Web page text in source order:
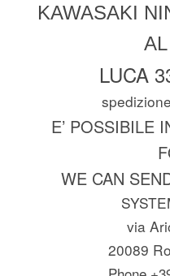
KAWASAKI
LUCA
E’ POSSIBILE
WE CAN
via
20089